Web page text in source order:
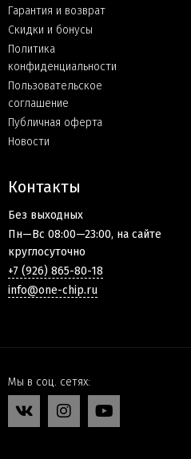
Гарантия и возврат
Скидки и бонусы
Политика
конфиденциальности
Пользовательское
соглашение
Публичная оферта
Новости
Контакты
Без выходных
Пн—Вс 08:00—23:00, на сайте
круглосуточно
+7 (926) 865-80-18
info@one-chip.ru
Мы в соц. сетях